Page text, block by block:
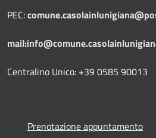
PEC:
Centralino Unico: +39 0585 90013
Prenotazione appuntamento